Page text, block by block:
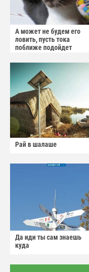
А может не будем его
ловить, пусть тока
поближе подойдет
Рай в шалаше
Да иди ты сам знаешь
куда